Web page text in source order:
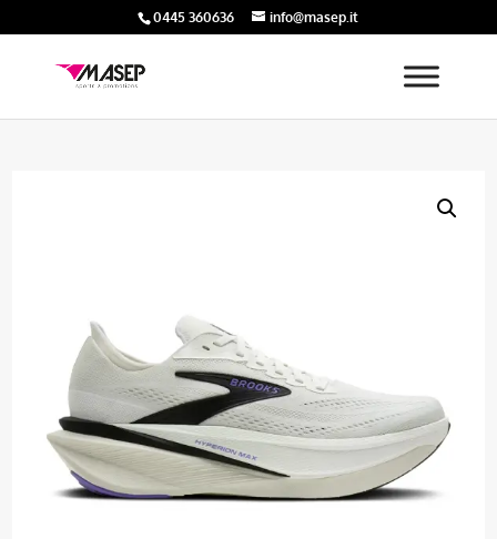
0445 360636 info@masep.it